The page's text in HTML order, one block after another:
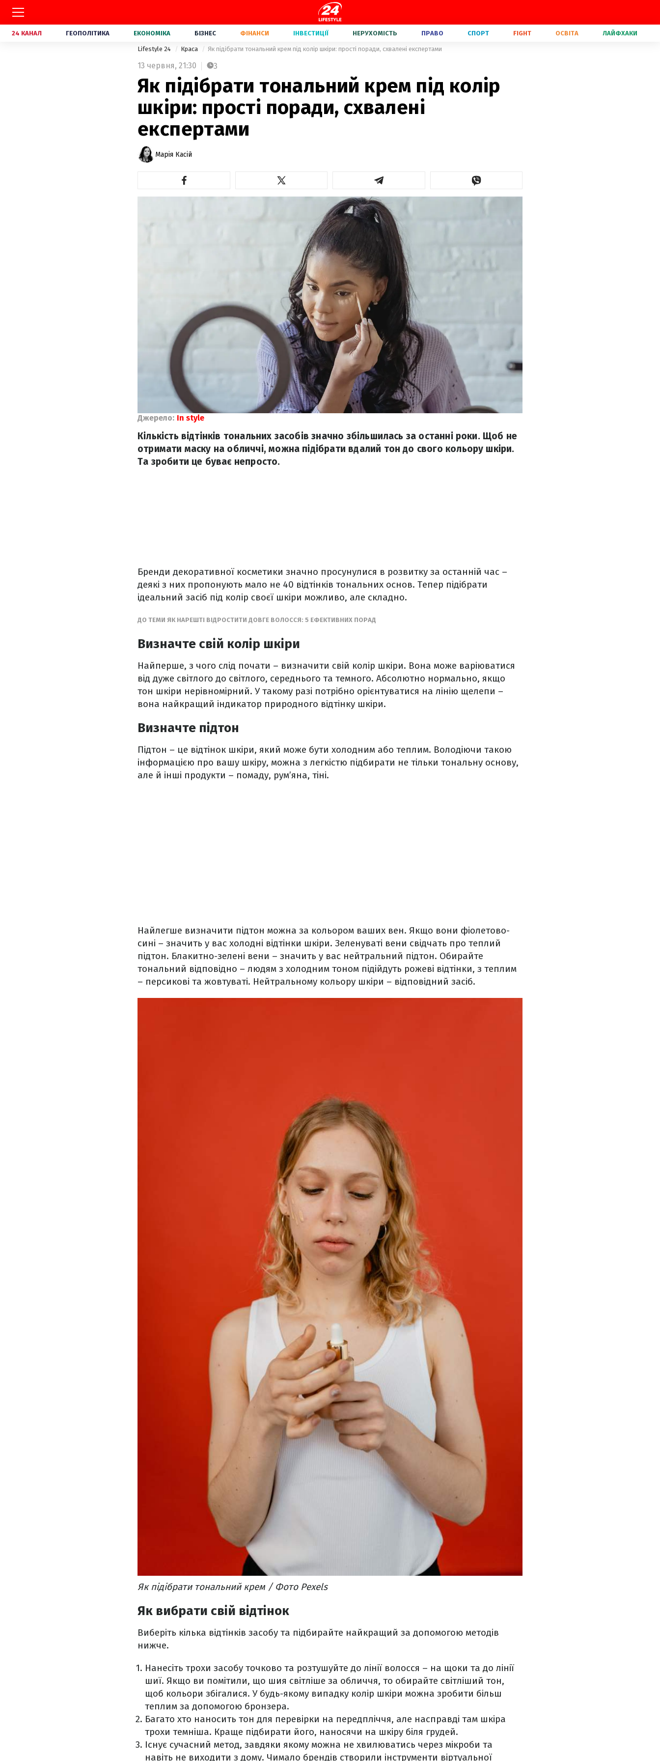
24 КАНАЛ ГЕОПОЛІТИКА ЕКОНОМІКА БІЗНЕС ФІНАНСИ ІНВЕСТИЦІЇ НЕРУХОМІСТЬ ПРАВО СПОРТ FIGHT ОСВІТА ЛАЙФХАКИ
Lifestyle 24 Краса Як підібрати тональний крем під колір шкіри: прості поради, схвалені експертами
13 червня, 21:30 3
Як підібрати тональний крем під колір
шкіри: прості поради, схвалені
експертами
Марія Касій
Джерело: In style
Кількість відтінків тональних засобів значно збільшилась за останні роки. Щоб не
отримати маску на обличчі, можна підібрати вдалий тон до свого кольору шкіри.
Та зробити це буває непросто.
Бренди декоративної косметики значно просунулися в розвитку за останній час –
деякі з них пропонують мало не 40 відтінків тональних основ. Тепер підібрати
ідеальний засіб під колір своєї шкіри можливо, але складно.
ДО ТЕМИ ЯК НАРЕШТІ ВІДРОСТИТИ ДОВГЕ ВОЛОССЯ: 5 ЕФЕКТИВНИХ ПОРАД
Визначте свій колір шкіри
Найперше, з чого слід почати – визначити свій колір шкіри. Вона може варіюватися
від дуже світлого до світлого, середнього та темного. Абсолютно нормально, якщо
тон шкіри нерівномірний. У такому разі потрібно орієнтуватися на лінію щелепи –
вона найкращий індикатор природного відтінку шкіри.
Визначте підтон
Підтон – це відтінок шкіри, який може бути холодним або теплим. Володіючи такою
інформацією про вашу шкіру, можна з легкістю підбирати не тільки тональну основу,
але й інші продукти – помаду, рум’яна, тіні.
Найлегше визначити підтон можна за кольором ваших вен. Якщо вони фіолетово-
сині – значить у вас холодні відтінки шкіри. Зеленуваті вени свідчать про теплий
підтон. Блакитно-зелені вени – значить у вас нейтральний підтон. Обирайте
тональний відповідно – людям з холодним тоном підійдуть рожеві відтінки, з теплим
– персикові та жовтуваті. Нейтральному кольору шкіри – відповідний засіб.
Як підібрати тональний крем / Фото Pexels
Як вибрати свій відтінок
Виберіть кілька відтінків засобу та підбирайте найкращий за допомогою методів
нижче.
Нанесіть трохи засобу точково та розтушуйте до лінії волосся – на щоки та до лінії
шиї. Якщо ви помітили, що шия світліше за обличчя, то обирайте світліший тон,
щоб кольори збігалися. У будь-якому випадку колір шкіри можна зробити більш
теплим за допомогою бронзера.
Багато хто наносить тон для перевірки на передпліччя, але насправді там шкіра
трохи темніша. Краще підбирати його, наносячи на шкіру біля грудей.
Існує сучасний метод, завдяки якому можна не хвилюватись через мікроби та
навіть не виходити з дому. Чимало брендів створили інструменти віртуальної